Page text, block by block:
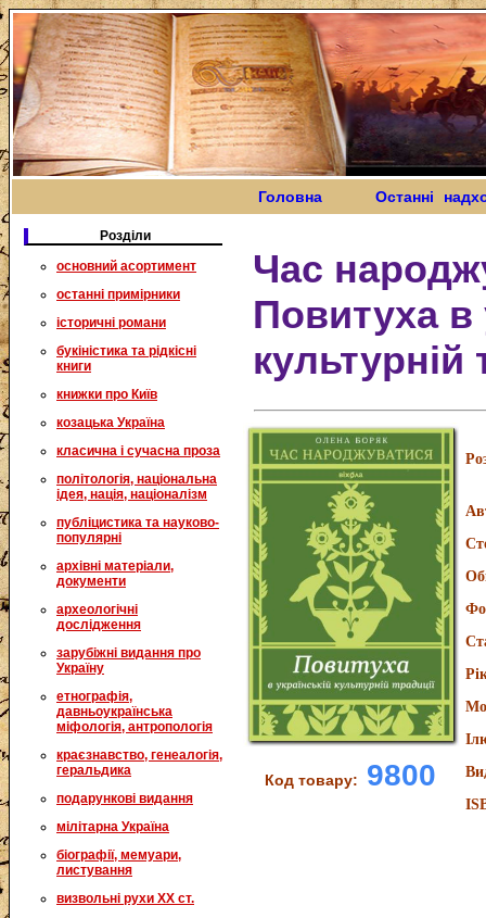
Головна Останні
Розділи
основний асортимент
останні примірники
історичні романи
букіністика та рідкісні
книги
книжки про Київ
козацька Україна
класична і сучасна проза
політологія, національна
ідея, нація, націоналізм
публіцистика та науково-
популярні
архівні матеріали,
документи
археологічні
дослідження
зарубіжні видання про
Україну
етнографія,
давньоукраїнська
міфологія, антропологія
краєзнавство, генеалогія,
геральдика
подарункові видання
мілітарна Україна
біографії, мемуари,
листування
визвольні рухи XX ст.
Час
Повитуха в
культурній
Код товару: 9800